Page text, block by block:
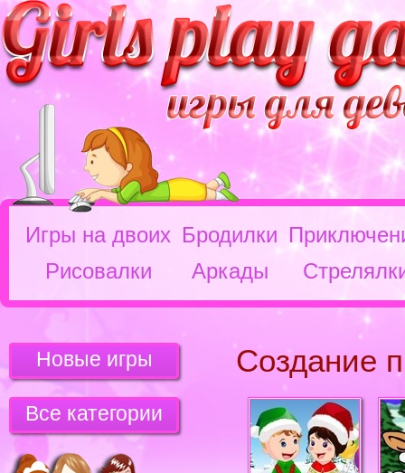
Игры на двоих Бродилки
Рисовалки
Аркады
Создание
Новые игры
Все категории